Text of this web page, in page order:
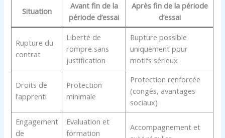
Situation
Avant fin de la
période d’essai
Après fin de la période
d’essai
Rupture du
contrat
Liberté de
rompre sans
justification
Rupture possible
uniquement pour
motifs sérieux
Droits de
l’apprenti
Protection
minimale
Protection renforcée
(congés, avantages
sociaux)
Engagement
de
Evaluation et
formation
Accompagnement et